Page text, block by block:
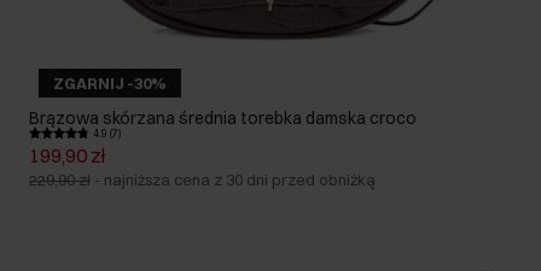
ZGARNIJ -30%
Brązowa skórzana średnia torebka damska croco
4.9 (7)
199,90 zł
229,90 zł - najniższa cena z 30 dni przed obniżką